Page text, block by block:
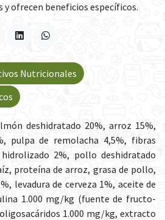
ofrecen beneficios específicos.
deshidratado 20%, arroz 15%,
pulpa de remolacha 4,5%, fibras
2%, pollo deshidratado
proteína de arroz, grasa de pollo,
levadura de cerveza 1%, aceite de
1.000 mg/kg (fuente de fructo-
1.000 mg/kg, extracto
Nutricionales